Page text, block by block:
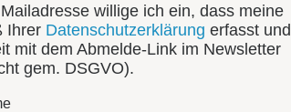
willige ich ein, dass meine
Ihrer Datenschutzerklärung erfasst und
mit dem Abmelde-Link im Newsletter
gem. DSGVO).